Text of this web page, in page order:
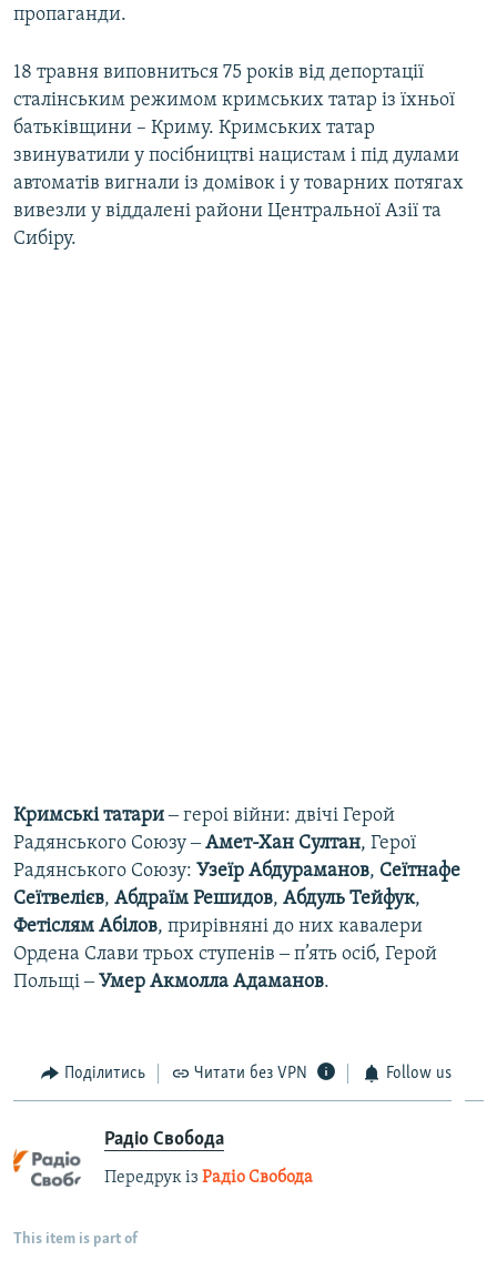
пропаганди.
18 травня виповниться 75 років від депортації
сталінським режимом кримських татар із їхньої
батьківщини – Криму. Кримських татар
звинуватили у посібництві нацистам і під дулами
автоматів вигнали із домівок і у товарних потягах
вивезли у віддалені райони Центральної Азії та
Сибіру.
Кримські татари‒​ героі війни: двічі Герой
Радянського Союзу ‒Амет-Хан Султан, Герої
Радянського Союзу: Узеїр Абдураманов, Сеїтнафе
Сеїтвелієв, Абдраїм Решидов, Абдуль Тейфук,
Фетіслям Абілов, прирівняні до них кавалери
Ордена Слави трьох ступенів ‒ п’ять осіб, Герой
Польщі ‒ Умер Акмолла Адаманов.
Поділитись Читати без VPN Follow us
Радіо Свобода
Передрук із Радіо Свобода
This item is part of